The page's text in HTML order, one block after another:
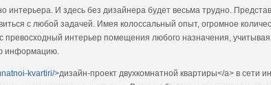
интерьера. И здесь без дизайнера будет весьма трудно.
с любой задачей. Имея колоссальный опыт, огромное
интерьер помещения любого назначения, учитывая
информацию.
kvartiri/>дизайн-проект двухкомнатной квартиры</a> в сети